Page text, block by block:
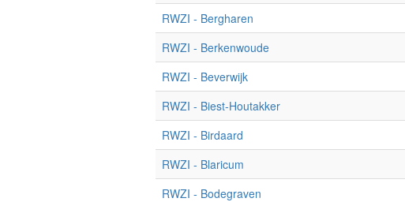
RWZI - Bergharen
RWZI - Berkenwoude
RWZI - Beverwijk
RWZI - Biest-Houtakker
RWZI - Birdaard
RWZI - Blaricum
RWZI - Bodegraven